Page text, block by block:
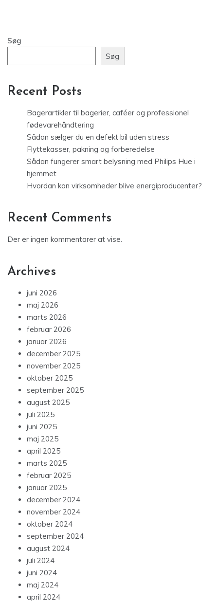
Søg
Søg
Recent Posts
Bagerartikler til bagerier, caféer og professionel
fødevarehåndtering
Sådan sælger du en defekt bil uden stress
Flyttekasser, pakning og forberedelse
Sådan fungerer smart belysning med Philips Hue i
hjemmet
Hvordan kan virksomheder blive energiproducenter?
Recent Comments
Der er ingen kommentarer at vise.
Archives
juni 2026
maj 2026
marts 2026
februar 2026
januar 2026
december 2025
november 2025
oktober 2025
september 2025
august 2025
juli 2025
juni 2025
maj 2025
april 2025
marts 2025
februar 2025
januar 2025
december 2024
november 2024
oktober 2024
september 2024
august 2024
juli 2024
juni 2024
maj 2024
april 2024